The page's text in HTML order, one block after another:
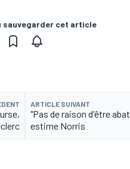
sauvegarder cet article
ARTICLE SUIVANT
"Pas de raison d'être
estime Norris